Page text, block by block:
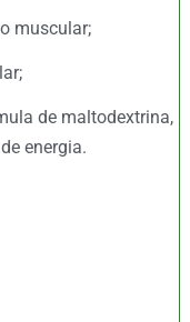
muscular;
de maltodextrina,
energia.